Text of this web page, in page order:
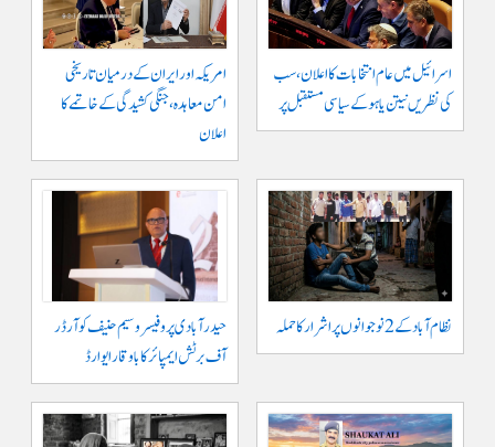
اسرائیل میں عام انتخابات کا اعلان، سب
کی نظریں نیتن یاہو کے سیاسی مستقبل پر
امریکہ اور ایران کے درمیان تاریخی
امن معاہدہ، جنگی کشیدگی کے خاتمے کا
اعلان
نظام آباد کے 2 نوجوانوں پر اشرار کا حملہ
حیدر آبادی پر و فیسر وسیم حنیف کو آرڈر
آف برٹش ایمپائر کا باوقار ایوارڈ